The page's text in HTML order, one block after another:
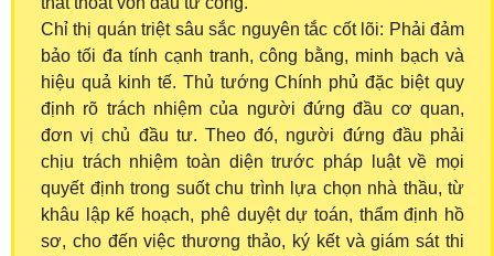
Chỉ thị quán triệt sâu sắc nguyên tắc cốt lõi: Phải đảm
bảo tối đa tính cạnh tranh, công bằng, minh bạch và
hiệu quả kinh tế. Thủ tướng Chính phủ đặc biệt quy
định rõ trách nhiệm của người đứng đầu cơ quan,
đơn vị chủ đầu tư. Theo đó, người đứng đầu phải
chịu trách nhiệm toàn diện trước pháp luật về mọi
quyết định trong suốt chu trình lựa chọn nhà thầu, từ
khâu lập kế hoạch, phê duyệt dự toán, thẩm định hồ
sơ, cho đến việc thương thảo, ký kết và giám sát thi